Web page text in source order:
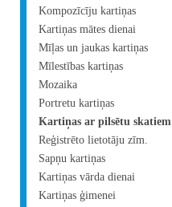
Kompozīcīju kartiņas
Kartiņas mātes dienai
Mīļas un jaukas kartiņas
Mīlestības kartiņas
Mozaika
Portretu kartiņas
Kartiņas ar pilsētu skatiem
Reģistrēto lietotāju zīm.
Sapņu kartiņas
Kartiņas vārda dienai
Kartiņas ģimenei